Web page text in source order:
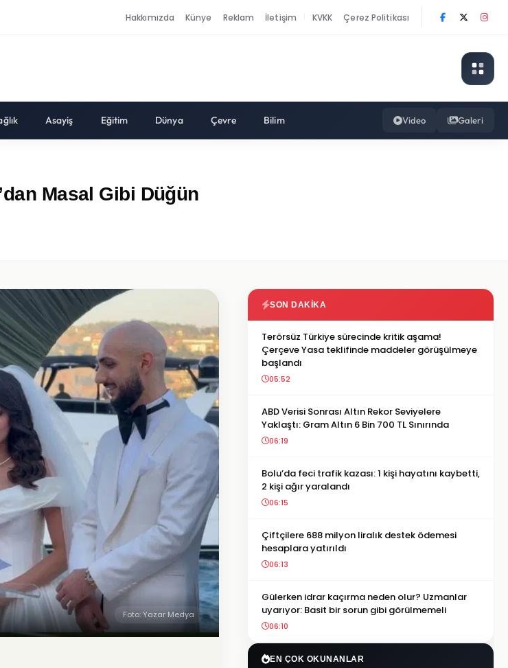
Hakkımızda Künye Reklam İletişim KVKK Çerez Politikası
Asayiş Eğitim Dünya Çevre Bilim Video Galeri
Masal Gibi Düğün
Foto: Yazar Medya
SON DAKIKA
Terörsüz Türkiye sürecinde kritik aşama!
Çerçeve Yasa teklifinde maddeler görüşülmeye
başlandı
05:52
ABD Verisi Sonrası Altın Rekor Seviyelere
Yaklaştı: Gram Altın 6 Bin 700 TL Sınırında
06:19
Bolu’da feci trafik kazası: 1 kişi hayatını kaybetti,
2 kişi ağır yaralandı
06:15
Çiftçilere 688 milyon liralık destek ödemesi
hesaplara yatırıldı
06:13
Gülerken idrar kaçırma neden olur? Uzmanlar
uyarıyor: Basit bir sorun gibi görülmemeli
06:10
EN ÇOK OKUNANLAR